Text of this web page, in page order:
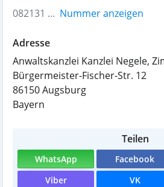
082131 ... Nummer anzeigen
Adresse
Anwaltskanzlei Kanzlei Negele,
Bürgermeister-Fischer-Str. 12
86150Augsburg
Bayern
Teilen
WhatsApp Facebook
Viber
VK